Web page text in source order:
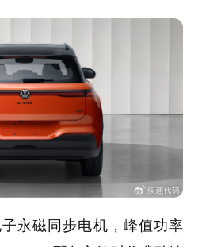
永磁同步电机，峰值功率